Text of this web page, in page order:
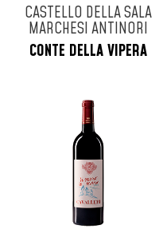
CASTELLO DELLA SALA
MARCHESI ANTINORI
CONTE DELLA VIPERA